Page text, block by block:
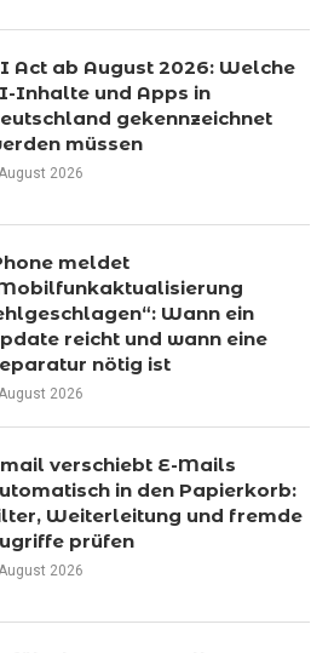
Act ab August 2026: Welche
Inhalte und Apps in
gekennzeichnet
müssen
2026
meldet
Wann ein
reicht und wann eine
nötig ist
2026
verschiebt E-Mails
in den Papierkorb:
Weiterleitung und fremde
prüfen
2026